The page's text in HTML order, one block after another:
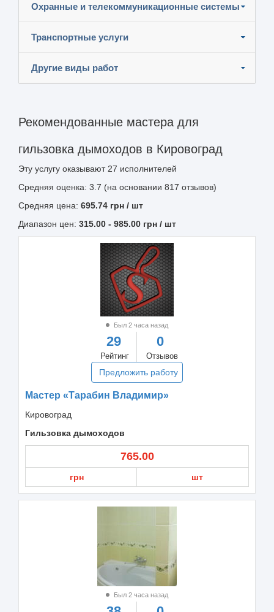
Охранные и телекоммуникационные системы
Транспортные услуги
Другие виды работ
Рекомендованные мастера для
гильзовка дымоходов в Кировоград
Эту услугу оказывают 27 исполнителей
Средняя оценка: 3.7 (на основании 817 отзывов)
Средняя цена: 695.74 грн / шт
Диапазон цен: 315.00 - 985.00 грн / шт
Был 2 часа назад
29
Рейтинг
0
Отзывов
Предложить работу
Мастер «Тарабин Владимир»
Кировоград
Гильзовка дымоходов
765.00
грн шт
Был 2 часа назад